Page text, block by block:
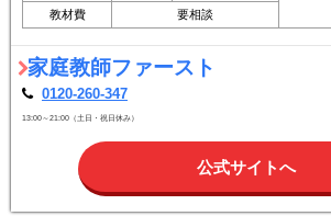
家庭教師ファースト
0120-260-347
13:00～21:00（土日・祝日休み）
公式サイトへ